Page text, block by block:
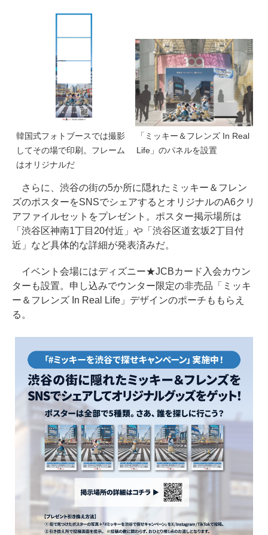
韓国式フォトブースでは撮影
してその場で印刷。フレーム
はオリジナルだ
「ミッキー＆フレンズ In Real
Life」のパネルを設置
さらに、渋谷の街の5か所に隠れたミッキー＆フレン
ズのポスターをSNSでシェアするとオリジナルのA6クリ
アファイルセットをプレゼント。ポスター掲示場所は
「渋谷区神南1丁目20付近」や「渋谷区道玄坂2丁目付
近」など具体的な詳細が発表済みだ。
イベント会場にはディズニー★JCBカード入会カウン
ターも設置。申し込みでウンター限定の非売品「ミッキ
ー＆フレンズ In Real Life」デザインのポーチももらえ
る。